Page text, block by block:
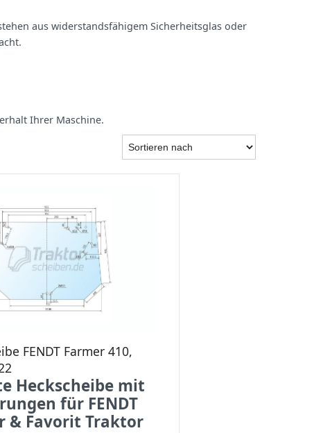
aus widerstandsfähigem Sicherheitsglas oder
Ihrer Maschine.
FENDT Farmer 410,
Heckscheibe mit
für FENDT
& Favorit Traktor